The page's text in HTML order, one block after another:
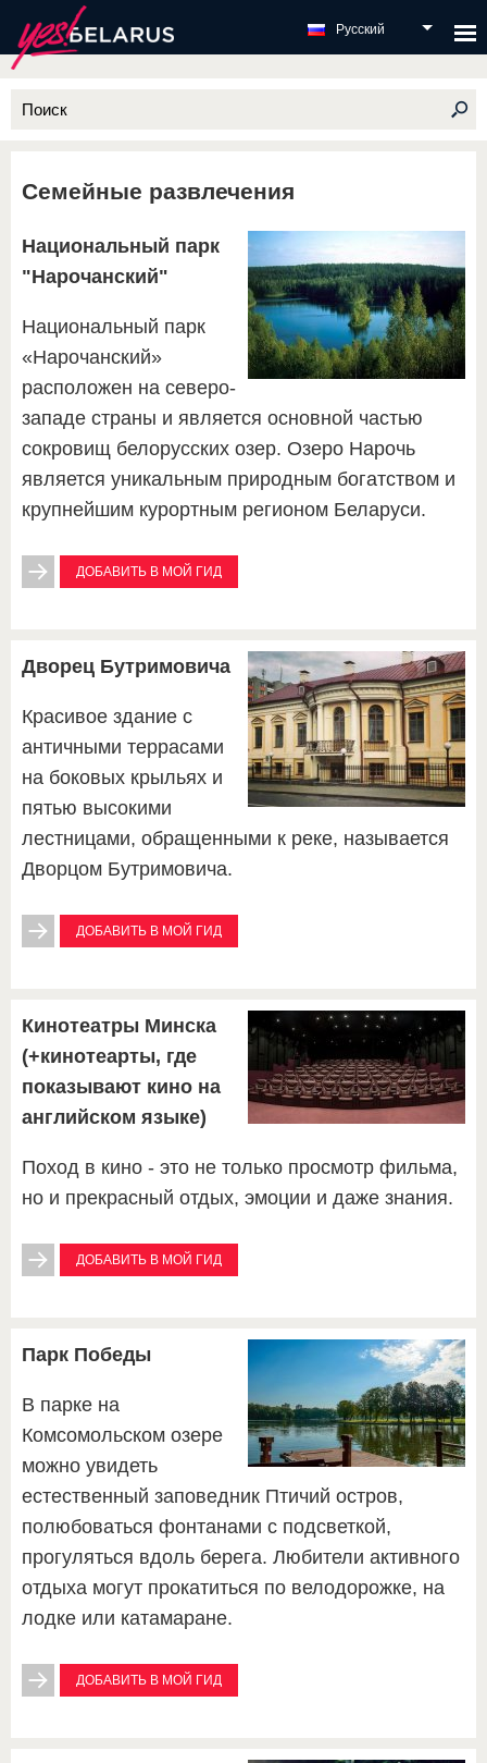
Русский
Семейные развлечения
Национальный парк
"Нарочанский"
Национальный парк
«Нарочанский»
расположен на северо-
западе страны и является основной частью
сокровищ белорусских озер. Озеро Нарочь
является уникальным природным богатством и
крупнейшим курортным регионом Беларуси.
ДОБАВИТЬ В МОЙ ГИД
Дворец Бутримовича
Красивое здание с
античными террасами
на боковых крыльях и
пятью высокими
лестницами, обращенными к реке, называется
Дворцом Бутримовича.
ДОБАВИТЬ В МОЙ ГИД
Кинотеатры Минска
(+кинотеарты, где
показывают кино на
английском языке)
Поход в кино - это не только просмотр фильма,
но и прекрасный отдых, эмоции и даже знания.
ДОБАВИТЬ В МОЙ ГИД
Парк Победы
В парке на
Комсомольском озере
можно увидеть
естественный заповедник Птичий остров,
полюбоваться фонтанами с подсветкой,
прогуляться вдоль берега. Любители активного
отдыха могут прокатиться по велодорожке, на
лодке или катамаране.
ДОБАВИТЬ В МОЙ ГИД